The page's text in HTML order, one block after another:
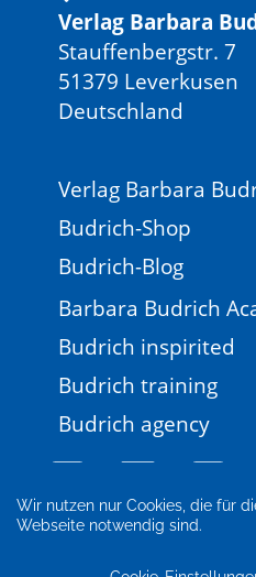
Wir nutzen nur Cookies, die für
Webseite notwendig sind.
Verlag Barbara
Stauffenbergstr. 7
51379 Leverkusen
Deutschland
Verlag Barbara
Budrich-Shop
Budrich-Blog
Barbara Budrich
Budrich inspirited
Budrich training
Budrich agency
Impressum